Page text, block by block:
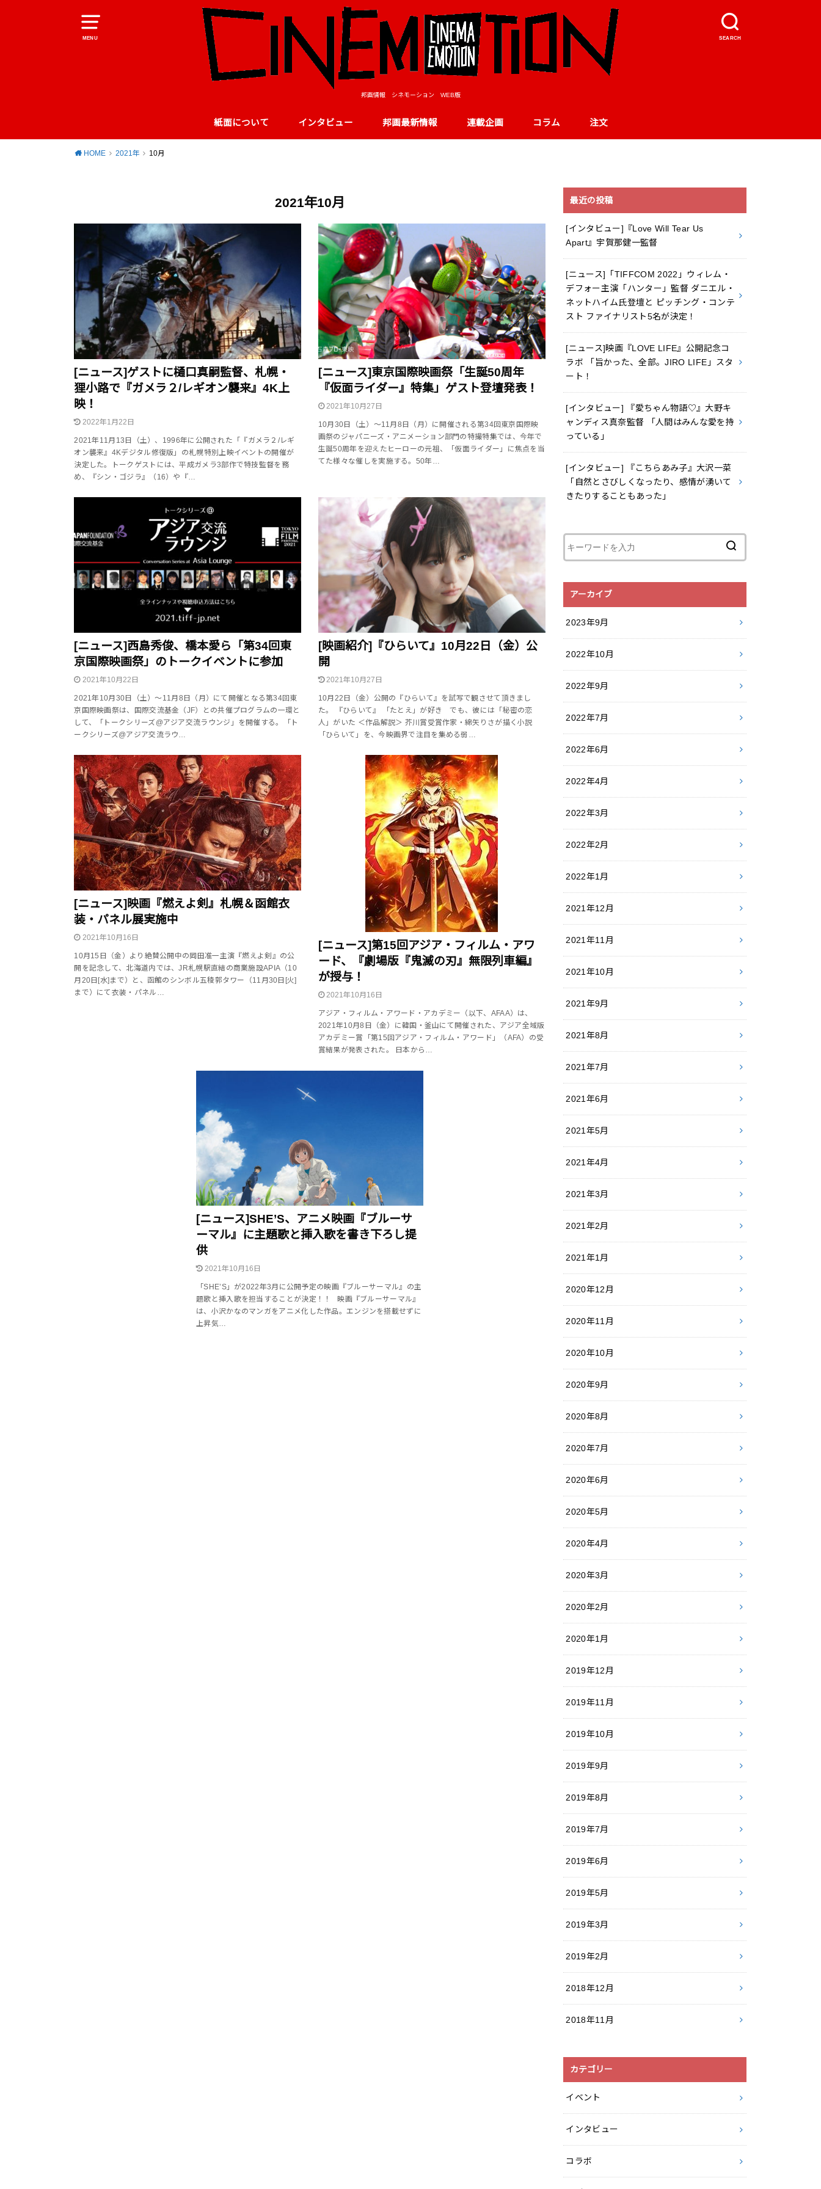
MENU SEARCH
邦画情報 シネモーション WEB版
紙面について インタビュー 邦画最新情報 連載企画 コラム 注文
HOME 2021年 10月
2021年10月
[ニュース]ゲストに樋口真嗣監督、札幌・
狸小路で『ガメラ２/レギオン襲来』4K上
映！
2022年1月22日
2021年11月13日（土）、1996年に公開された「『ガメラ２/レギ
オン襲来』4Kデジタル修復版」の札幌特別上映イベントの開催が
決定した。トークゲストには、平成ガメラ3部作で特技監督を務
め、『シン・ゴジラ』（16）や『…
[ニュース]東京国際映画祭「生誕50周年
『仮面ライダー』特集」ゲスト登壇発表！
2021年10月27日
10月30日（土）～11月8日（月）に開催される第34回東京国際映
画祭のジャパニーズ・アニメーション部門の特撮特集では、今年で
生誕50周年を迎えたヒーローの元祖、「仮面ライダー」に焦点を当
てた様々な催しを実施する。50年…
[ニュース]西島秀俊、橋本愛ら「第34回東
京国際映画祭」のトークイベントに参加
2021年10月22日
2021年10月30日（土）～11月8日（月）にて開催となる第34回東
京国際映画祭は、国際交流基金（JF）との共催プログラムの一環と
して、「トークシリーズ@アジア交流ラウンジ」を開催する。「ト
ークシリーズ@アジア交流ラウ…
[映画紹介]『ひらいて』10月22日（金）公
開
2021年10月27日
10月22日（金）公開の『ひらいて』を試写で観させて頂きまし
た。 『ひらいて』 「たとえ」が好き でも、彼には「秘密の恋
人」がいた ＜作品解説＞ 芥川賞受賞作家・綿矢りさが描く小説
「ひらいて」を、今映画界で注目を集める弱…
[ニュース]映画『燃えよ剣』札幌＆函館衣
装・パネル展実施中
2021年10月16日
10月15日（金）より絶賛公開中の岡田准一主演『燃えよ剣』の公
開を記念して、北海道内では、JR札幌駅直結の商業施設APIA（10
月20日[水]まで）と、函館のシンボル五稜郭タワー（11月30日[火]
まで）にて衣装・パネル…
[ニュース]第15回アジア・フィルム・アワ
ード、『劇場版『鬼滅の刃』無限列車編』
が授与！
2021年10月16日
アジア・フィルム・アワード・アカデミー（以下、AFAA）は、
2021年10月8日（金）に韓国・釜山にて開催された、アジア全域版
アカデミー賞「第15回アジア・フィルム・アワード」（AFA）の受
賞結果が発表された。 日本から…
[ニュース]SHE’S、アニメ映画『ブルーサ
ーマル』に主題歌と挿入歌を書き下ろし提
供
2021年10月16日
「SHE’S」が2022年3月に公開予定の映画『ブルーサーマル』の主
題歌と挿入歌を担当することが決定！！ 映画『ブルーサーマル』
は、小沢かなのマンガをアニメ化した作品。エンジンを搭載せずに
上昇気…
最近の投稿
[インタビュー]『Love Will Tear Us
Apart』宇賀那健一監督
[ニュース]「TIFFCOM 2022」ウィレム・
デフォー主演「ハンター」監督 ダニエル・
ネットハイム氏登壇と ピッチング・コンテ
スト ファイナリスト5名が決定！
[ニュース]映画『LOVE LIFE』公開記念コ
ラボ 「旨かった、全部。JIRO LIFE」スタ
ート！
[インタビュー] 『愛ちゃん物語♡』大野キ
ャンディス真奈監督 「人間はみんな愛を持
っている」
[インタビュー] 『こちらあみ子』大沢一菜
「自然とさびしくなったり、感情が湧いて
きたりすることもあった」
アーカイブ
2023年9月
2022年10月
2022年9月
2022年7月
2022年6月
2022年4月
2022年3月
2022年2月
2022年1月
2021年12月
2021年11月
2021年10月
2021年9月
2021年8月
2021年7月
2021年6月
2021年5月
2021年4月
2021年3月
2021年2月
2021年1月
2020年12月
2020年11月
2020年10月
2020年9月
2020年8月
2020年7月
2020年6月
2020年5月
2020年4月
2020年3月
2020年2月
2020年1月
2019年12月
2019年11月
2019年10月
2019年9月
2019年8月
2019年7月
2019年6月
2019年5月
2019年3月
2019年2月
2018年12月
2018年11月
カテゴリー
イベント
インタビュー
コラボ